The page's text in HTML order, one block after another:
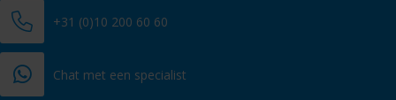
+31 (0)10 200 60 60
Chat met een specialist